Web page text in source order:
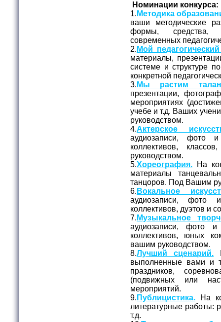
Номинации конкурса:
1. Методика
ваши методические
формы, средства,
современных
2. Мой
материалы,
системе и структуре
конкретной
3. Мы растим
презентации,
мероприятиях
учебе и т.д. Ваших
руководством.
4.Актерское
аудиозаписи, фото
коллективов,
руководством.
5.Хореография. На
материалы
танцоров. Под Вашим
6. Вокальное
аудиозаписи, фото
коллективов, дуэтов и
7. Музыкальное
аудиозаписи, фото
коллективов, юных
вашим руководством.
8.Лучший сценарий.
выполненные вами и
праздников,
(подвижных или
мероприятий.
9. Публицистика. На
литературные работы:
т.д.